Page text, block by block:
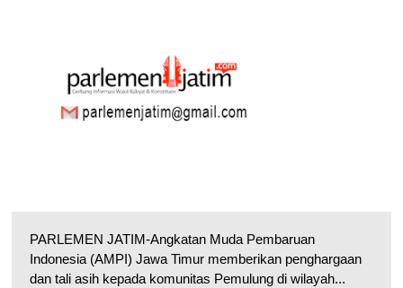
PARLEMEN JATIM-Angkatan Muda Pembaruan
Indonesia (AMPI) Jawa Timur memberikan penghargaan
dan tali asih kepada komunitas Pemulung di wilayah...